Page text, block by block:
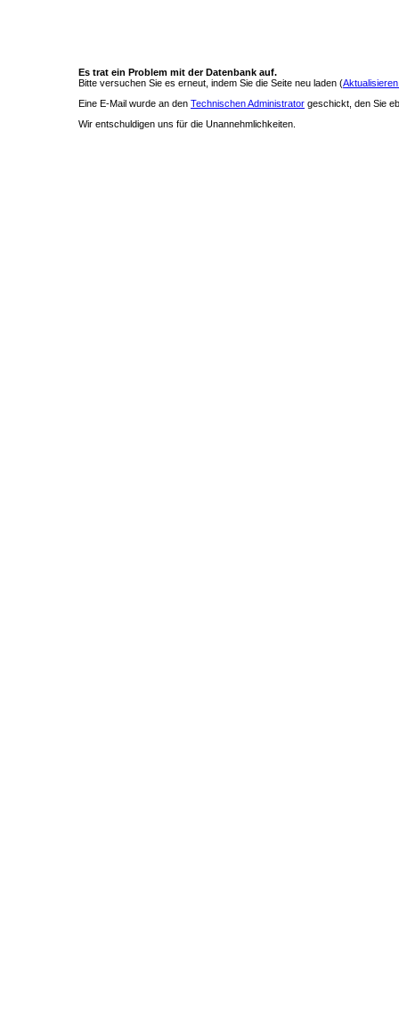
Es trat ein Problem mit der Datenbank auf.
Bitte versuchen Sie es erneut, indem Sie die Seite neu laden (
Eine E-Mail wurde an den Technischen Administrator geschickt, den Sie
Wir entschuldigen uns für die Unannehmlichkeiten.